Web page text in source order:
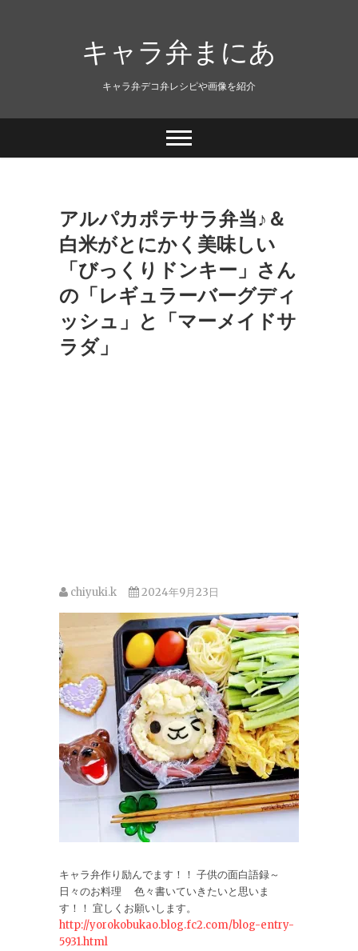
キャラ弁まにあ
キャラ弁デコ弁レシピや画像を紹介
アルパカポテサラ弁当♪＆
白米がとにかく美味しい
「びっくりドンキー」さん
の「レギュラーバーグディ
ッシュ」と「マーメイドサ
ラダ」
chiyuki.k 2024年9月23日
キャラ弁作り励んでます！！ 子供の面白語録～
日々のお料理 色々書いていきたいと思いま
す！！ 宜しくお願いします。
http://yorokobukao.blog.fc2.com/blog-entry-
5931.html